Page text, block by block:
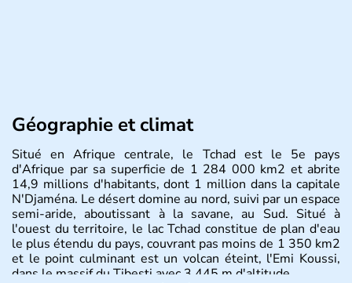
Géographie et climat
Situé en Afrique centrale, le Tchad est le 5e pays
d'Afrique par sa superficie de 1 284 000 km2 et abrite
14,9 millions d'habitants, dont 1 million dans la capitale
N'Djaména. Le désert domine au nord, suivi par un espace
semi-aride, aboutissant à la savane, au Sud. Situé à
l'ouest du territoire, le lac Tchad constitue de plan d'eau
le plus étendu du pays, couvrant pas moins de 1 350 km2
et le point culminant est un volcan éteint, l'Emi Koussi,
dans le massif du Tibesti avec 3 445 m d'altitude.